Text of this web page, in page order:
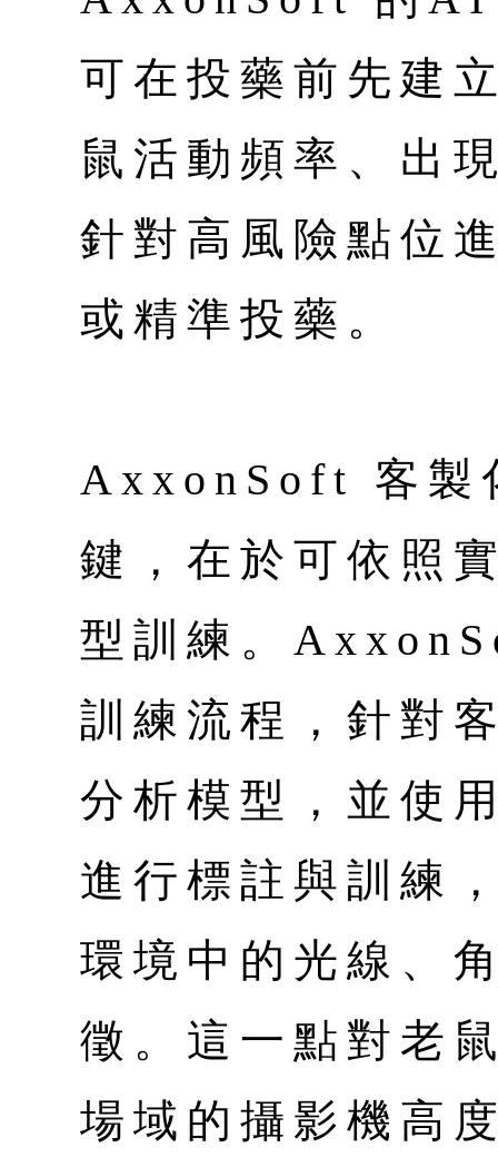
可在投藥前先建
鼠活動頻率、出
針對高風險點位
或精準投藥。
AxxonSoft 客製
鍵，在於可依照
型訓練。
訓練流程，針對
分析模型，並使
進行標註與訓練
環境中的光線、
徵。這一點對老
場域的攝影機高